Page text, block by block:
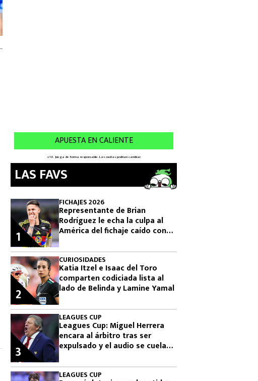
LAS FAVS
FICHAJES 2026
Representante de Brian
Rodríguez le echa la culpa al
América del fichaje caído con
1
CURIOSIDADES
Katia Itzel e Isaac del Toro
comparten codiciada lista al
lado de Belinda y Lamine Yamal
2
LEAGUES CUP
Leagues Cup: Miguel Herrera
encara al árbitro tras ser
expulsado y el audio se cuela
3
LEAGUES CUP